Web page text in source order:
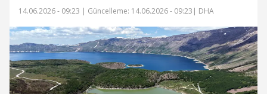
14.06.2026 - 09:23 | Güncelleme: 14.06.2026 - 09:23 | DHA